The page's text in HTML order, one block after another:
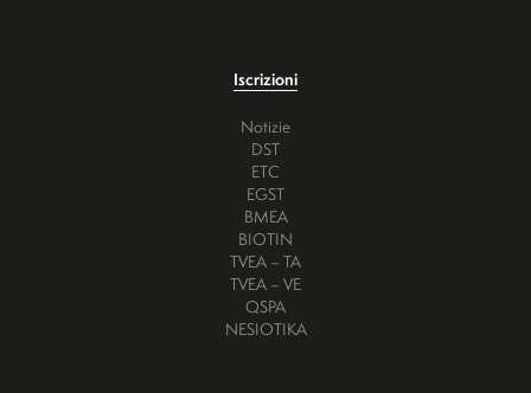
Iscrizioni
Notizie
DST
ETC
EGST
BMEA
BIOTIN
TVEA – TA
TVEA – VE
QSPA
NESIOTIKA